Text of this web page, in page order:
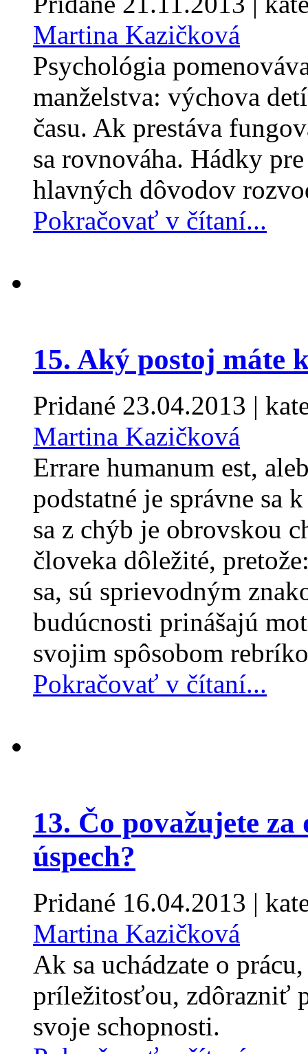
Martina Kazičková
Psychológia
manželstva: výchova
času. Ak prestáva
sa rovnováha. Hádky
hlavných dôvodov
Pokračovať v čítaní...
15. Aký postoj máte
Pridané 23.04.2013 |
Martina Kazičková
Errare humanum est,
podstatné je správne sa
sa z chýb je obrovskou
človeka dôležité,
sa, sú sprievodným
budúcnosti prinášajú
svojim spôsobom
Pokračovať v čítaní...
13. Čo považujete
úspech?
Pridané 16.04.2013 |
Martina Kazičková
Ak sa uchádzate o
príležitosťou, zdôrazniť
svoje schopnosti.